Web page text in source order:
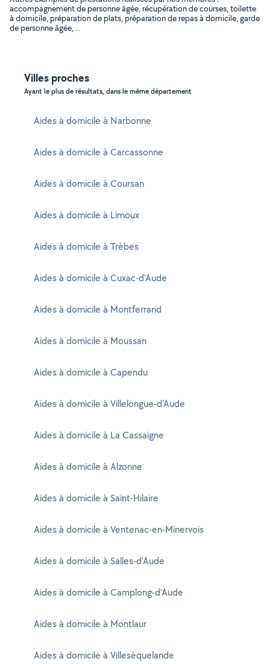
accompagnement de personne âgée, récupération de courses, toilette
à domicile, préparation de plats, préparation de repas à domicile, garde
de personne âgée, ..
Villes proches
Ayant le plus de résultats, dans le même département
Aides à domicile à Narbonne
Aides à domicile à Carcassonne
Aides à domicile à Coursan
Aides à domicile à Limoux
Aides à domicile à Trèbes
Aides à domicile à Cuxac-d'Aude
Aides à domicile à Montferrand
Aides à domicile à Moussan
Aides à domicile à Capendu
Aides à domicile à Villelongue-d'Aude
Aides à domicile à La Cassaigne
Aides à domicile à Alzonne
Aides à domicile à Saint-Hilaire
Aides à domicile à Ventenac-en-Minervois
Aides à domicile à Salles-d'Aude
Aides à domicile à Camplong-d'Aude
Aides à domicile à Montlaur
Aides à domicile à Villesèquelande